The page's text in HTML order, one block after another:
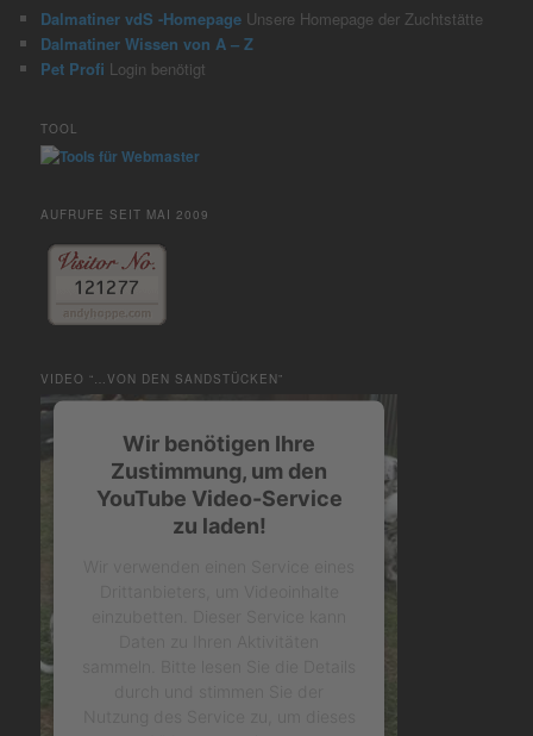
Dalmatiner vdS -Homepage Unsere Homepage der Zuchtstätte
Dalmatiner Wissen von A – Z
Pet Profi Login benötigt
TOOL
AUFRUFE SEIT MAI 2009
VIDEO “…VON DEN SANDSTÜCKEN”
Wir benötigen Ihre
Zustimmung, um den
YouTube Video-Service
zu laden!